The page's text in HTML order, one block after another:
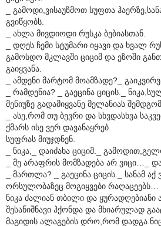
_ გამოდი,ვისაუზმოთ სუფთა
გვიწყობს.
_ ახლა მივდიოდი რუსკა ბებიასთან.
_ დღეს ჩემი სტუმარი იყავი და ხვალ
გამოსდო მკლავში ციციმ და ეზოში
გაიყვანა.
_ ამდენი მარტომ მოამზადე?_
_ რამდენია? _ გაეცინა ციცის._
მენიუზე გადამიყვანე მელანიას
_ ასე,რომ თუ ბევრი და სხვდასხვა
ქმარს ისე ვერ დავანაყრებ.
სუფრას მიუჯდნენ.
_ ნიკა,_ დაიძახა ციციმ._
_ მე არაფრის მომზადება არ ვიცი…_
_ მართლა? _ გაეცინა ციცის._ სანამ
ორსულობაზეც მოგიყვები რაღაცეებს…
ნიკა ძალიან თბილი და ყურადღებიანი
შესანიშნავი ჰქონდა და მხიარულად
მაგიდის ალაგების დრო,რომ